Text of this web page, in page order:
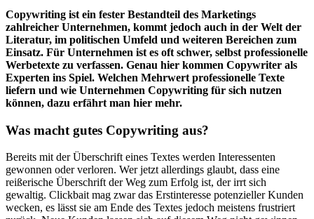
Copywriting ist ein fester Bestandteil des Marketings
zahlreicher Unternehmen, kommt jedoch auch in der Welt der
Literatur, im politischen Umfeld und weiteren Bereichen zum
Einsatz. Für Unternehmen ist es oft schwer, selbst professionelle
Werbetexte zu verfassen. Genau hier kommen Copywriter als
Experten ins Spiel. Welchen Mehrwert professionelle Texte
liefern und wie Unternehmen Copywriting für sich nutzen
können, dazu erfährt man hier mehr.
Was macht gutes Copywriting aus?
Bereits mit der Überschrift eines Textes werden Interessenten
gewonnen oder verloren. Wer jetzt allerdings glaubt, dass eine
reißerische Überschrift der Weg zum Erfolg ist, der irrt sich
gewaltig. Clickbait mag zwar das Erstinteresse potenzieller Kunden
wecken, es lässt sie am Ende des Textes jedoch meistens frustriert